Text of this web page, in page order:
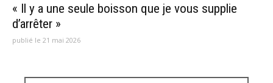
« Il y a une seule boisson que je vous supplie
d’arrêter »
publié le 21 mai 2026